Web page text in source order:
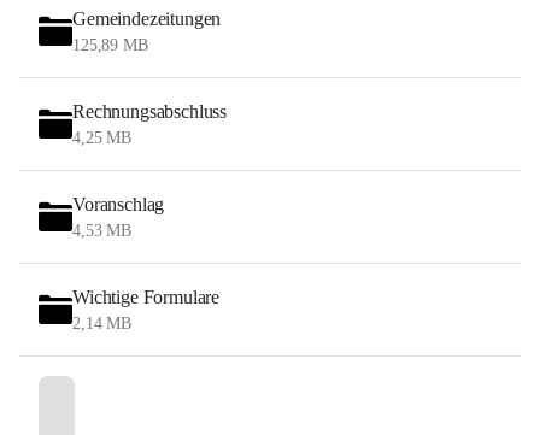
Gemeindezeitungen
125,89 MB
Rechnungsabschluss
4,25 MB
Voranschlag
4,53 MB
Wichtige Formulare
2,14 MB